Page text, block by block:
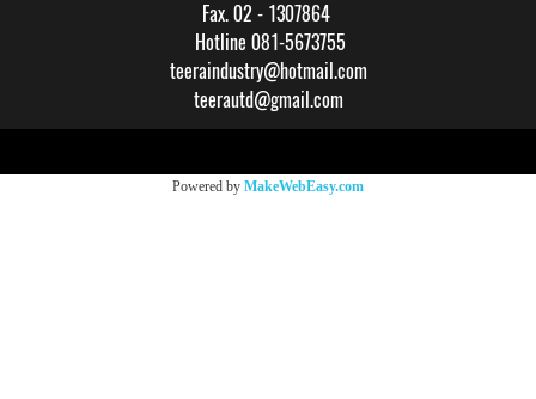
Fax. 02 - 1307864
Hotline 081-5673755
teeraindustry@hotmail.com
teerautd@gmail.com
Powered by MakeWebEasy.com